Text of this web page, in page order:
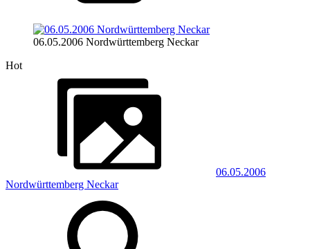
06.05.2006 Nordwürttemberg Neckar
Hot
06.05.2006
Nordwürttemberg Neckar